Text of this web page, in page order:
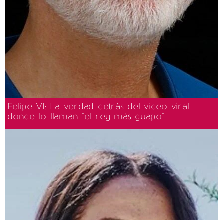
Felipe VI: La verdad detrás del video viral
donde lo llaman "el rey más guapo"